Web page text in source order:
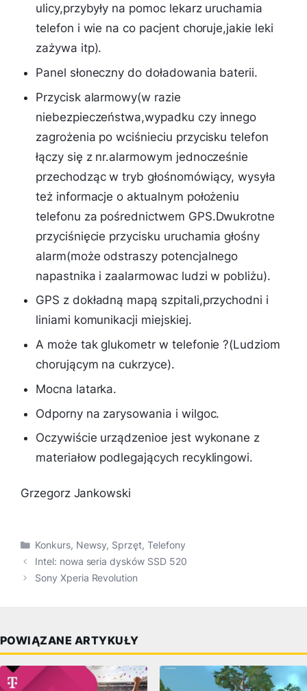
ulicy,przybyły na pomoc lekarz uruchamia
telefon i wie na co pacjent choruje,jakie leki
zażywa itp).
Panel słoneczny do doładowania baterii.
Przycisk alarmowy(w razie
niebezpieczeństwa,wypadku czy innego
zagrożenia po wciśnieciu przycisku telefon
łączy się z nr.alarmowym jednocześnie
przechodząc w tryb głośnomówiący, wysyła
też informacje o aktualnym położeniu
telefonu za pośrednictwem GPS.Dwukrotne
przyciśnięcie przycisku uruchamia głośny
alarm(może odstraszy potencjalnego
napastnika i zaalarmowac ludzi w pobliżu).
GPS z dokładną mapą szpitali,przychodni i
liniami komunikacji miejskiej.
A może tak glukometr w telefonie ?(Ludziom
chorującym na cukrzyce).
Mocna latarka.
Odporny na zarysowania i wilgoc.
Oczywiście urządzenioe jest wykonane z
materiałow podlegających recyklingowi.
Grzegorz Jankowski
Kategorie
Konkurs, Newsy, Sprzęt, Telefony
Intel: nowa seria dysków SSD 520
Sony Xperia Revolution
POWIĄZANE ARTYKUŁY